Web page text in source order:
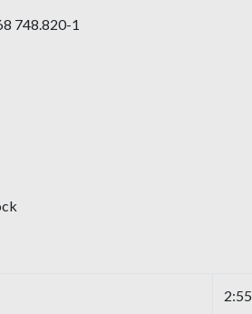
748.820-1
2:55